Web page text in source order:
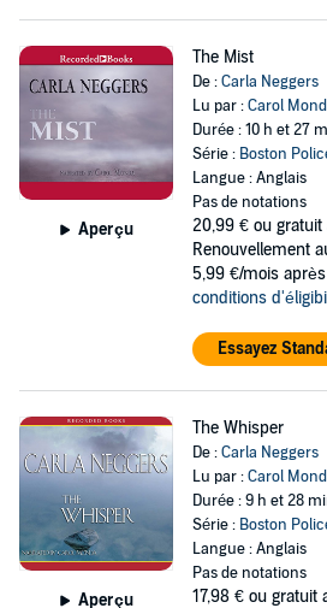
Aperçu
The Mist
De :Carla Neggers
Lu par :Carol
Durée : 10 h et 27
Série : Boston
Langue : Anglais
Pas de notations
20,99 € ou gratuit
Renouvellement
5,99 €/mois
conditions
Essayez
Aperçu
The Whisper
De :Carla Neggers
Lu par :Carol
Durée : 9 h et 28
Série : Boston
Langue : Anglais
Pas de notations
17,98 € ou gratuit